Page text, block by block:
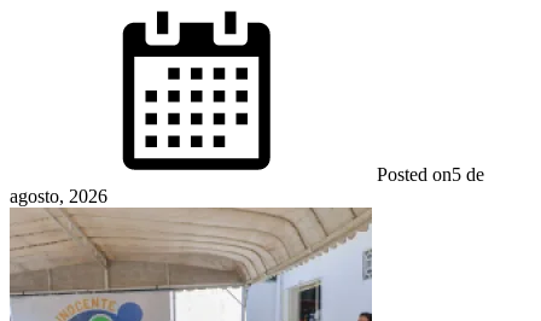
Posted on5 de
agosto, 2026